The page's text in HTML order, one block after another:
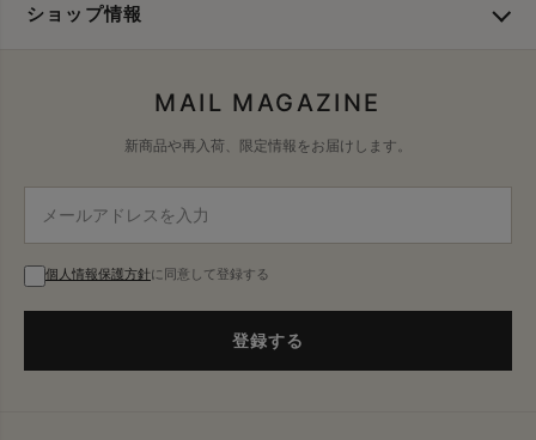
ショップ情報
MAIL MAGAZINE
新商品や再入荷、限定情報をお届けします。
個人情報保護方針に同意して登録する
登録する